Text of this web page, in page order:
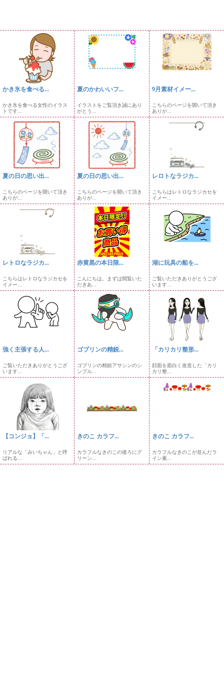
かき氷を食べる...
かき氷を食べる女性のイラス
トです...
夏のかわいいフ...
イラストをご覧頂き誠にあり
がとう...
9月素材イメー...
こちらのページを開いて頂き
ありが...
夏の日の思い出...
こちらのページを開いて頂き
ありが...
夏の日の思い出...
こちらのページを開いて頂き
ありが...
レロトなラジカ...
こちらはレトロなラジカセを
イメー...
レトロなラジカ...
こちらはレトロなラジカセを
イメー...
赤黄黒の本日限...
こんにちは。まずは閲覧いた
だきあ...
湖に玩具の船を...
ご覧いただきありがとうござ
います...
強く主張する人...
ご覧いただきありがとうござ
います...
ゴブリンの精鋭...
ゴブリンの精鋭アサシンのシ
ンプル...
「カリカリ整形...
顔面を面白く改造した「カリ
カリ整...
【コンジョ】「...
リアルな「みいちゃん」と呼
ばれる...
きのこ カラフ...
カラフルなきのこの後ろにグ
リーン...
きのこ カラフ...
カラフルなきのこが並んだラ
イン素...